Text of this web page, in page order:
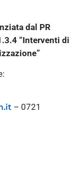
dal PR
“Interventi di
– 0721